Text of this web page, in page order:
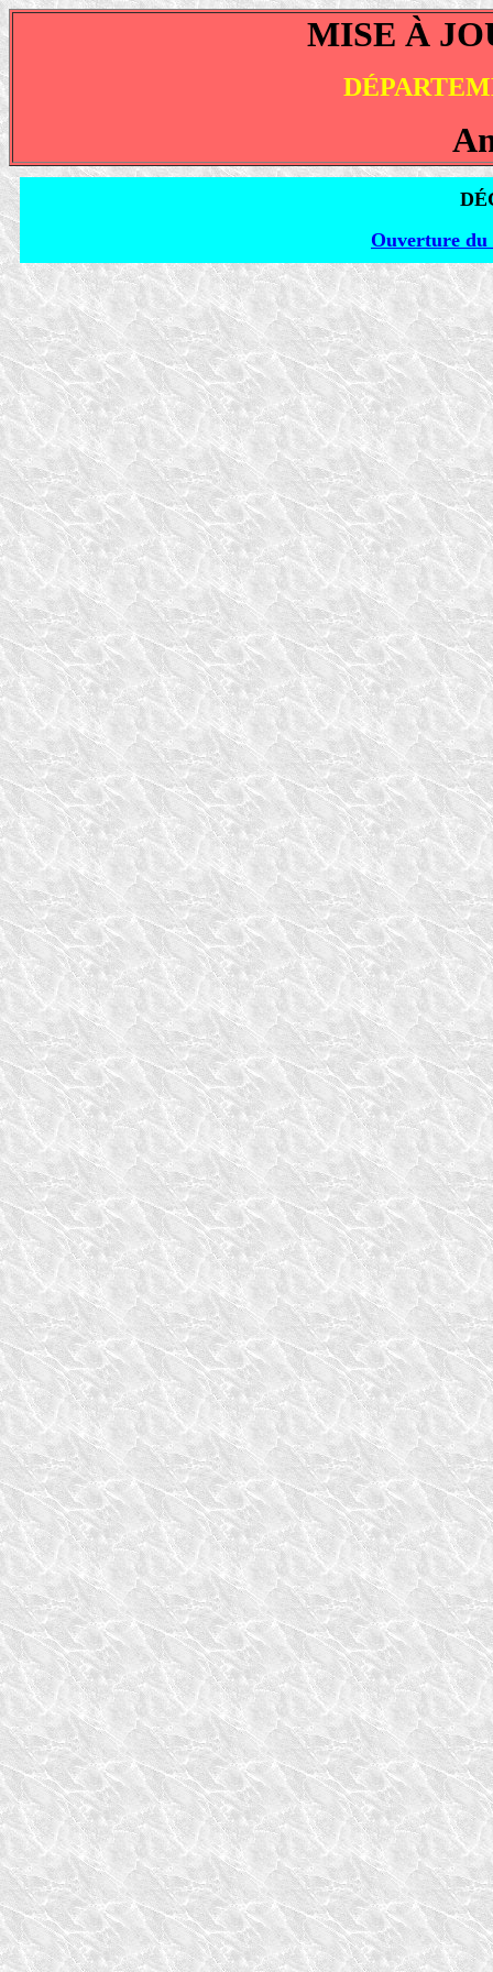
MISE À
Ouverture du